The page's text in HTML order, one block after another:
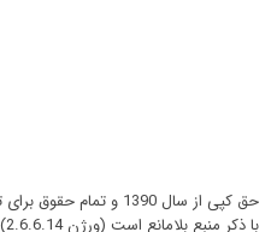
حق کپی از سال 1390 و
با ذکر منبع بلامانع است (ورژن 2.6.6.14)